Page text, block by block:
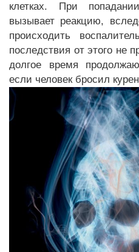
клетках. При
вызывает реакцию,
происходить
последствия от этого не
долгое время
если человек бросил